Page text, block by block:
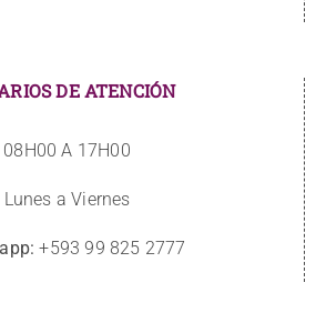
DE ATENCIÓN
08H00 A 17H00
Lunes a Viernes
+593 99 825 2777